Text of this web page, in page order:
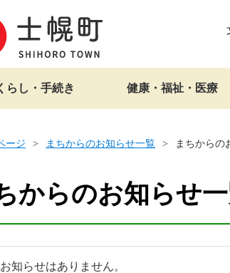
らし・手続き 健康・福祉・医療
ージ まちからのお知らせ一覧 まちからの
からのお知らせ
知らせはありません。